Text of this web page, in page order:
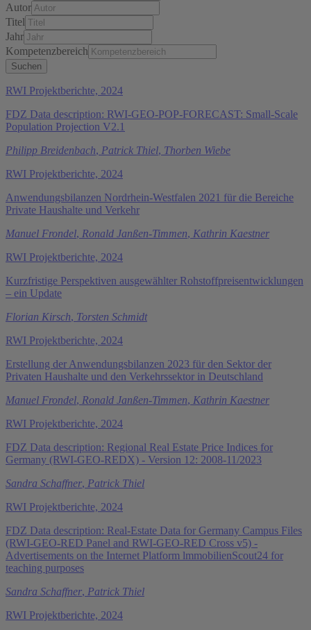
Autor
Titel
Jahr
Kompetenzbereich
RWI Projektberichte, 2024
FDZ Data description: RWI-GEO-POP-FORECAST: Small-Scale
Population Projection V2.1
Philipp Breidenbach, Patrick Thiel, Thorben Wiebe
RWI Projektberichte, 2024
Anwendungsbilanzen Nordrhein-Westfalen 2021 für die Bereiche
Private Haushalte und Verkehr
Manuel Frondel, Ronald Janßen-Timmen, Kathrin Kaestner
RWI Projektberichte, 2024
Kurzfristige Perspektiven ausgewählter Rohstoffpreisentwicklungen
– ein Update
Florian Kirsch, Torsten Schmidt
RWI Projektberichte, 2024
Erstellung der Anwendungsbilanzen 2023 für den Sektor der
Privaten Haushalte und den Verkehrssektor in Deutschland
Manuel Frondel, Ronald Janßen-Timmen, Kathrin Kaestner
RWI Projektberichte, 2024
FDZ Data description: Regional Real Estate Price Indices for
Germany (RWI-GEO-REDX) - Version 12: 2008-11/2023
Sandra Schaffner, Patrick Thiel
RWI Projektberichte, 2024
FDZ Data description: Real-Estate Data for Germany Campus Files
(RWI-GEO-RED Panel and RWI-GEO-RED Cross v5) -
Advertisements on the Internet Platform lmmobilienScout24 for
teaching purposes
Sandra Schaffner, Patrick Thiel
RWI Projektberichte, 2024